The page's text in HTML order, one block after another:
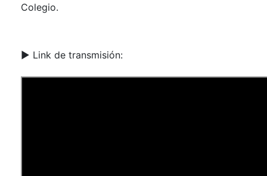
Colegio.
▶️ Link de transmisión: